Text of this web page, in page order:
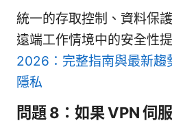
統一的存取控制、資料保
遠端工作情境中的安全性
2026：完整指南與最新趨
隱私
問題 8：如果 VPN 伺